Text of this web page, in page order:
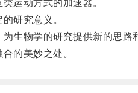
运动方式的加速器。
研究意义。
生物学的研究提供新的思路
的美妙之处。